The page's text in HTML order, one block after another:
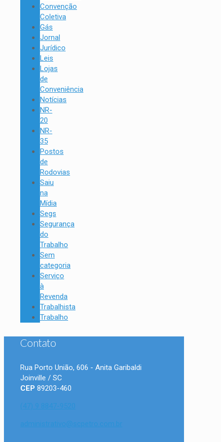
Convenção
Coletiva
Gás
Jornal
Jurídico
Leis
Lojas
de
Conveniência
Notícias
NR-
20
NR-
35
Postos
de
Rodovias
Saiu
na
Mídia
Segs
Segurança
do
Trabalho
Sem
categoria
Serviço
à
Revenda
Trabalhista
Trabalho
Contato
Rua Porto União, 606 - Anita Garibaldi
Joinville / SC
CEP 89203-460
(47) 9 8847-9520
administrativo@scpetro.com.br